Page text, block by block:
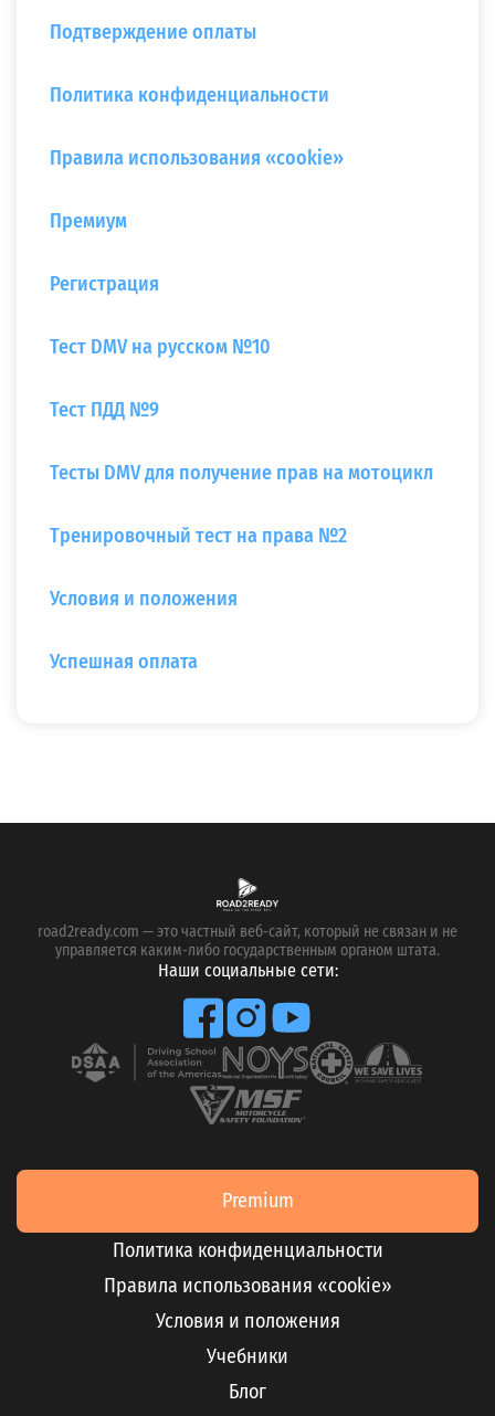
Подтверждение оплаты
Политика конфиденциальности
Правила использования «cookie»
Премиум
Регистрация
Тест DMV на русском №10
Тест ПДД №9
Тесты DMV для получение прав на мотоцикл
Тренировочный тест на права №2
Условия и положения
Успешная оплата
road2ready.com — это частный веб-сайт, который не связан и не
управляется каким-либо государственным органом штата.
Наши социальные сети:
Учебники
Блог
Premium
Политика конфиденциальности
Правила использования «cookie»
Условия и положения